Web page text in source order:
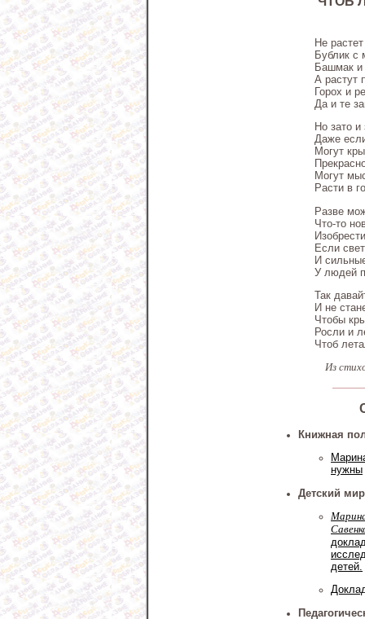
Не
Бублик с
Башмак
А растут
Горох и
Да и те
Но зато
Даже
Могут
Могут
Расти в
Разве
Что-то
Если
И
У людей
Так
И не
Чтобы
Росли и
Чтоб
Из
Книжная
нужны
Детский мир
детей.